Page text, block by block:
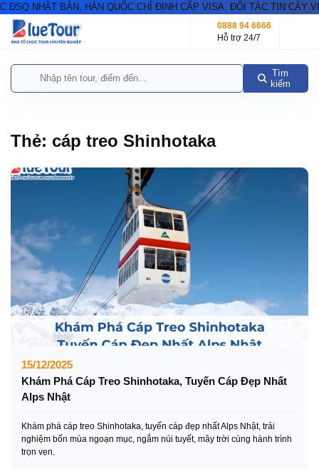
NHẬT BẢN, HÀN QUỐC CHỈ ĐỊNH CẤP VISA. ĐỐI TÁC TIN CẬY
0888 94 6666
Hỗ trợ 24/7
Tìm
kiếm
Thẻ: cáp treo Shinhotaka
15/12/2025
Khám Phá Cáp Treo Shinhotaka, Tuyến Cáp Đẹp Nhất
Alps Nhật
Khám phá cáp treo Shinhotaka, tuyến cáp đẹp nhất Alps Nhật, trải
nghiệm bốn mùa ngoạn mục, ngắm núi tuyết, mây trời cùng hành trình
trọn vẹn.